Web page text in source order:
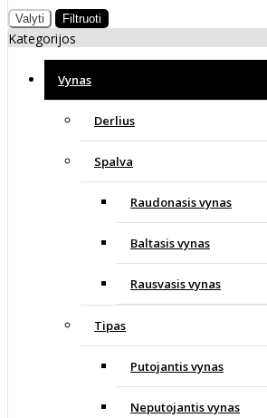
Valyti Filtruoti
Kategorijos
Vynas
Derlius
Spalva
Raudonasis vynas
Baltasis vynas
Rausvasis vynas
Tipas
Putojantis vynas
Neputojantis vynas